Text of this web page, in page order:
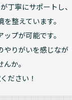
丁寧にサポートし、
整えています。
プが可能です。
やりがいを感じなが
か。
ださい！